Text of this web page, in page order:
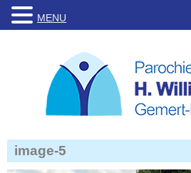
image-5
MENU